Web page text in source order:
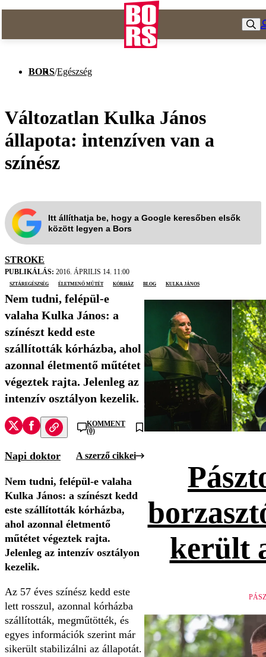
BORS/Egészség
Változatlan Kulka János
állapota: intenzíven van a
színész
Itt állíthatja be, hogy a Google keresőben elsők
között legyen a Bors
STROKE
PUBLIKÁLÁS: 2016. ÁPRILIS 14. 11:00
Sztáregészség
életmenő műtét kórház blog Kulka János
Nem tudni, felépül-e
valaha Kulka János: a
színészt kedd este
szállították kórházba, ahol
azonnal életmentő műtétet
végeztek rajta. Jelenleg az
intenzív osztályon kezelik.
KOMMENT
(0)
Napi doktor A szerző cikkei
Nem tudni, felépül-e valaha
Kulka János: a színészt kedd
este szállították kórházba,
ahol azonnal életmentő
műtétet végeztek rajta.
Jelenleg az intenzív osztályon
kezelik.
Az 57 éves színész kedd este
lett rosszul, azonnal kórházba
szállították, megműtötték, és
egyes információk szerint már
sikerült stabilizálni az állapotát.
került